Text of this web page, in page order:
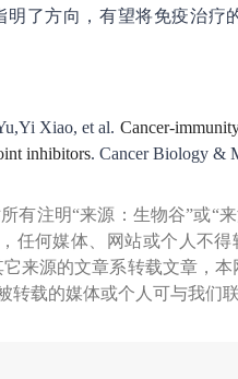
明了方向，有望将免疫治
Xiao, et al. Cancer-
inhibitors. Cancer Biology &
有注明“来源：生物谷”或“
任何媒体、网站或个人不
来源的文章系转载文章，
转载的媒体或个人可与我们